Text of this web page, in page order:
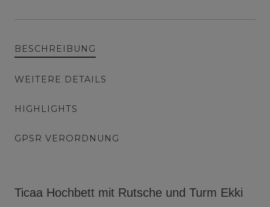
BESCHREIBUNG
WEITERE DETAILS
HIGHLIGHTS
GPSR VERORDNUNG
Ticaa Hochbett mit Rutsche und Turm Ekki